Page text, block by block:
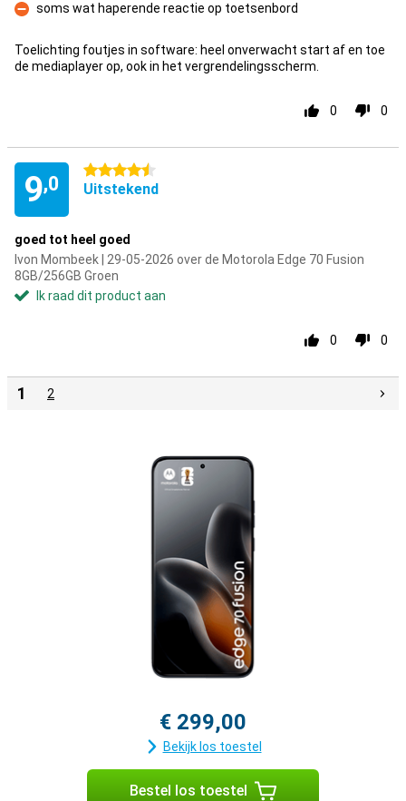
Minpunt
soms wat haperende reactie op toetsenbord
Toelichting foutjes in software: heel onverwacht start af en toe
de mediaplayer op, ook in het vergrendelingsscherm.
0 0
9,0
4.5 sterren
Uitstekend
goed tot heel goed
Ivon Mombeek | 29-05-2026 over de Motorola Edge 70 Fusion
8GB/256GB Groen
Ik raad dit product aan
0 0
1 2
€ 299,00
Bekijk los toestel
Bestel los toestel